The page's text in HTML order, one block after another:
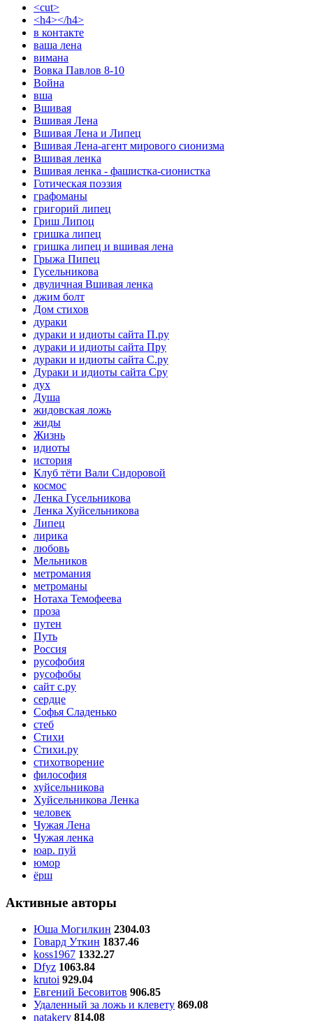
<cut>
<h4></h4>
в контакте
ваша лена
вимана
Вовка Павлов 8-10
Война
вша
Вшивая
Вшивая Лена
Вшивая Лена и Липец
Вшивая Лена-агент мирового сионизма
Вшивая ленка
Вшивая ленка - фашистка-сионистка
Готическая поэзия
графоманы
григорий липец
Гриш Липоц
гришка липец
гришка липец и вшивая лена
Грыжа Пипец
Гусельникова
двуличная Вшивая ленка
джим болт
Дом стихов
дураки
дураки и идиоты сайта П.ру
дураки и идиоты сайта Пру
дураки и идиоты сайта С.ру
Дураки и идиоты сайта Сру
дух
Душа
жидовская ложь
жиды
Жизнь
идиоты
история
Клуб тёти Вали Сидоровой
космос
Ленка Гусельникова
Ленка Хуйсельникова
Липец
лирика
любовь
Мельников
метромания
метроманы
Нотаха Темофеева
проза
путен
Путь
Россия
русофобия
русофобы
сайт с.ру
сердце
Софья Сладенько
стеб
Стихи
Стихи.ру
стихотворение
философия
хуйсельникова
Хуйсельникова Ленка
человек
Чужая Лена
Чужая ленка
юар. пуй
юмор
ёрш
Активные авторы
Юша Могилкин 2304.03
Говард Уткин 1837.46
koss1967 1332.27
Dfyz 1063.84
krutoi 929.04
Евгений Бесовитов 906.85
Удаленный за ложь и клевету 869.08
natakery 814.08